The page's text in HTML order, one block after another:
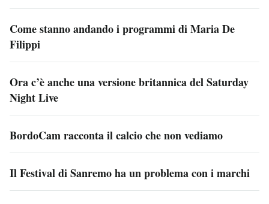
Come stanno andando i programmi di Maria De
Filippi
Ora c’è anche una versione britannica del Saturday
Night Live
BordoCam racconta il calcio che non vediamo
Il Festival di Sanremo ha un problema con i marchi